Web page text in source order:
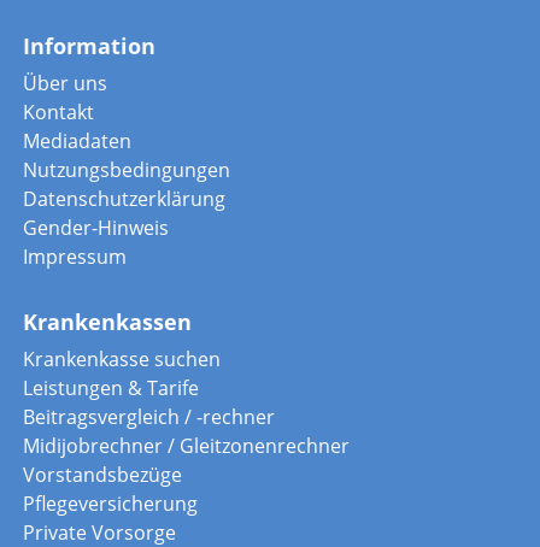
Information
Über uns
Kontakt
Mediadaten
Nutzungsbedingungen
Datenschutzerklärung
Gender-Hinweis
Impressum
Krankenkassen
Krankenkasse suchen
Leistungen & Tarife
Beitragsvergleich / -rechner
Midijobrechner / Gleitzonenrechner
Vorstandsbezüge
Pflegeversicherung
Private Vorsorge